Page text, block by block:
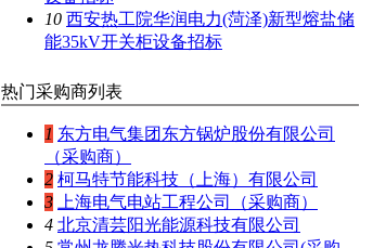
10 西安热工院华润电力(菏泽)新型熔盐储
能35kV开关柜设备招标
热门采购商列表
1 东方电气集团东方锅炉股份有限公司
（采购商）
2 柯马特节能科技（上海）有限公司
3
上海电气电站工程公司（采购商）
4 北京清芸阳光能源科技有限公司